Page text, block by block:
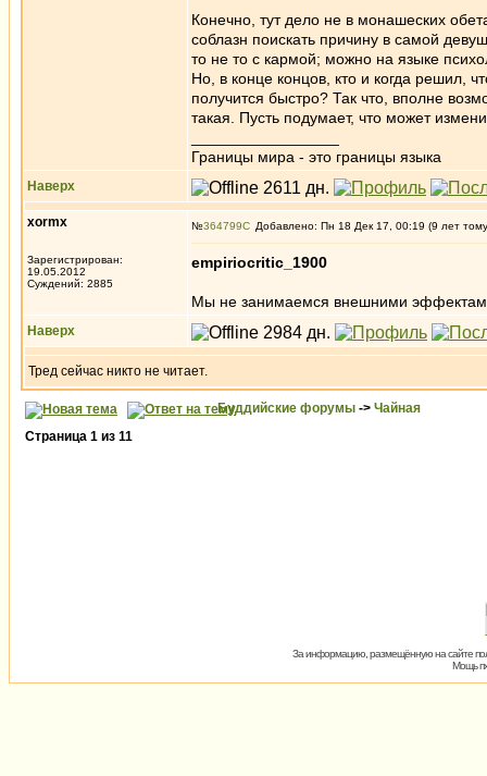
Конечно, тут дело не в монашеских
соблазн поискать причину в самой
то не то с кармой; можно на языке
Но, в конце концов, кто и когда решил,
получится быстро? Так что, вполне
такая. Пусть подумает, что может
Границы мира - это границы языка
Наверх
xormx
Зарегистрирован:
19.05.2012
Суждений: 2885
№364799 Добавлено: Пн 18 Дек 17, 00:19 (9 лет
empiriocritic_1900
Мы не занимаемся внешними
Наверх
Тред сейчас никто не читает.
Буддийские форумы -> Чайная
Страница 1 из 11
За информацию, размещённую на сайте
Мощь